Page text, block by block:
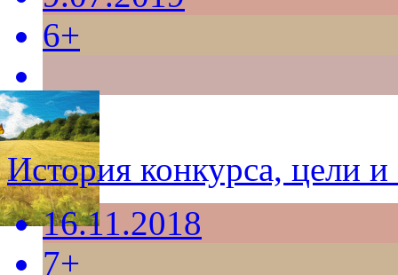
6+
История конкурса, цели и
16.11.2018
7+